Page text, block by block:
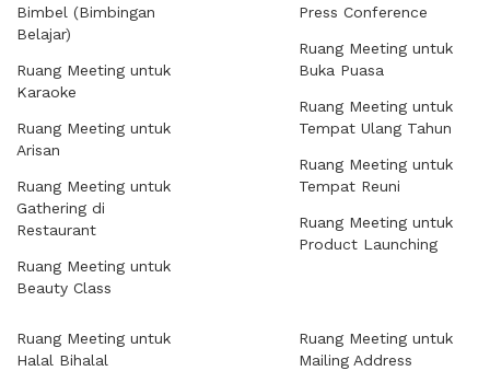
Bimbel (Bimbingan
Belajar)
Ruang Meeting untuk
Karaoke
Ruang Meeting untuk
Arisan
Ruang Meeting untuk
Gathering di
Restaurant
Ruang Meeting untuk
Beauty Class
Press Conference
Ruang Meeting untuk
Buka Puasa
Ruang Meeting untuk
Tempat Ulang Tahun
Ruang Meeting untuk
Tempat Reuni
Ruang Meeting untuk
Product Launching
Ruang Meeting untuk
Halal Bihalal
Ruang Meeting untuk
Mailing Address